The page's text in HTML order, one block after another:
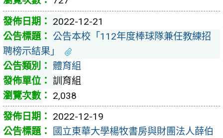
2022-12-21
公告本校「112年度棒球隊兼任教練招
聘榜示結果」
體育組
訓育組
2,038
2022-12-19
國立東華大學楊牧書房與財團法人薛伯